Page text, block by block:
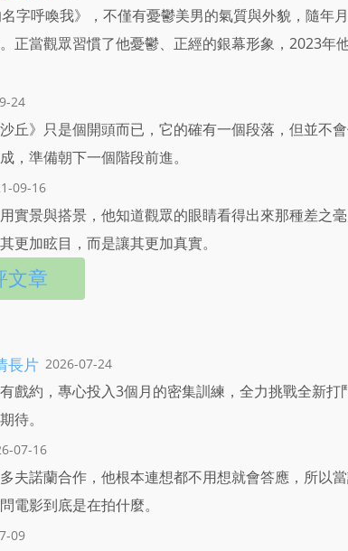
字呼喚我》，不僅有憂鬱美男的氣質與外貌，隨年
正當觀眾習慣了他憂鬱、正經的銀幕形象，2023年
24
丘》只是個開頭而已，它的確有一個段落，但並不
，準備朝下一個階段前進。
09-16
實景與搭景，他知道觀眾的眼睛看得出來那種差之
更加眩目，而是讓其更加真實。
文章
長片 2026-07-24
戲約，專心投入3個月的密集訓練，全力挑戰全新打
待。
07-16
夫諾蘭合作，他根本連想都不用想就會答應，所以
電影到底是在拍什麼。
09